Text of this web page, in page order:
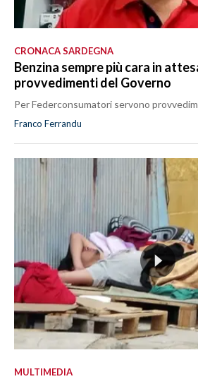
CRONACA SARDEGNA
Benzina sempre più cara in
provvedimenti del Governo
Per Federconsumatori servono
Franco Ferrandu
MULTIMEDIA